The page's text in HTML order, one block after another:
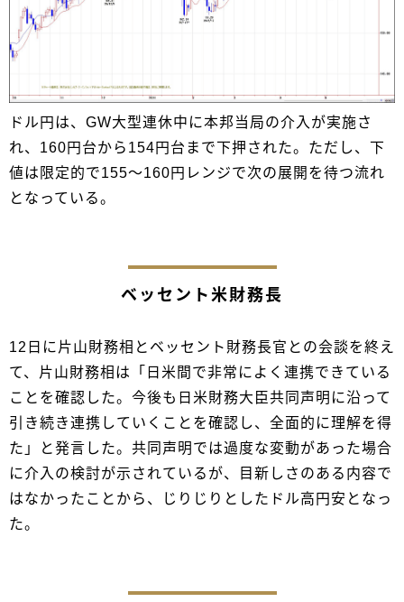
ドル円は、GW大型連休中に本邦当局の介入が実施さ
れ、160円台から154円台まで下押された。ただし、下
値は限定的で155～160円レンジで次の展開を待つ流れ
となっている。
ベッセント米財務長
12日に片山財務相とベッセント財務長官との会談を終え
て、片山財務相は「日米間で非常によく連携できている
ことを確認した。今後も日米財務大臣共同声明に沿って
引き続き連携していくことを確認し、全面的に理解を得
た」と発言した。共同声明では過度な変動があった場合
に介入の検討が示されているが、目新しさのある内容で
はなかったことから、じりじりとしたドル高円安となっ
た。